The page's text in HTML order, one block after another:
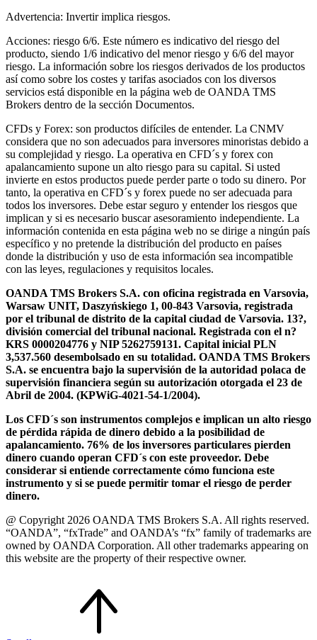
Advertencia: Invertir implica riesgos.
Acciones: riesgo 6/6. Este número es indicativo del riesgo del
producto, siendo 1/6 indicativo del menor riesgo y 6/6 del mayor
riesgo. La información sobre los riesgos derivados de los productos
así como sobre los costes y tarifas asociados con los diversos
servicios está disponible en la página web de OANDA TMS
Brokers dentro de la sección Documentos.
CFDs y Forex: son productos difíciles de entender. La CNMV
considera que no son adecuados para inversores minoristas debido a
su complejidad y riesgo. La operativa en CFD´s y forex con
apalancamiento supone un alto riesgo para su capital. Si usted
invierte en estos productos puede perder parte o todo su dinero. Por
tanto, la operativa en CFD´s y forex puede no ser adecuada para
todos los inversores. Debe estar seguro y entender los riesgos que
implican y si es necesario buscar asesoramiento independiente. La
información contenida en esta página web no se dirige a ningún país
específico y no pretende la distribución del producto en países
donde la distribución y uso de esta información sea incompatible
con las leyes, regulaciones y requisitos locales.
OANDA TMS Brokers S.A. con oficina registrada en Varsovia,
Warsaw UNIT, Daszyńskiego 1, 00-843 Varsovia, registrada
por el tribunal de distrito de la capital ciudad de Varsovia. 13?,
división comercial del tribunal nacional. Registrada con el n?
KRS 0000204776 y NIP 5262759131. Capital inicial PLN
3,537.560 desembolsado en su totalidad. OANDA TMS Brokers
S.A. se encuentra bajo la supervisión de la autoridad polaca de
supervisión financiera según su autorización otorgada el 23 de
Abril de 2004. (KPWiG-4021-54-1/2004).
Los CFD´s son instrumentos complejos e implican un alto riesgo
de pérdida rápida de dinero debido a la posibilidad de
apalancamiento. 76% de los inversores particulares pierden
dinero cuando operan CFD´s con este proveedor. Debe
considerar si entiende correctamente cómo funciona este
instrumento y si se puede permitir tomar el riesgo de perder
dinero.
@ Copyright 2026 OANDA TMS Brokers S.A. All rights reserved.
“OANDA”, “fxTrade” and OANDA’s “fx” family of trademarks are
owned by OANDA Corporation. All other trademarks appearing on
this website are the property of their respective owner.